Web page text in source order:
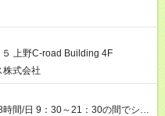
たします。 みなし残業代 30,000
／月 ★頑張りが収入に直結！イン
ティブを支給します。一般職の
ンセンティブを手にした実績
入に還元されるため、高いモチ
あり！スピ
年1回の査定に加
な人材を役員に推薦する制度が
上野C-road Building 4F
株式会社
間/日 9：30～21：30の間でシフ